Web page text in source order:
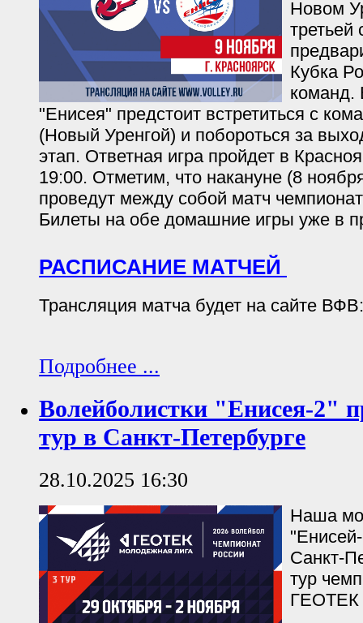
Новом
третьей
Кубка
команд.
"Енисея" предстоит встретиться с
(Новый Уренгой) и побороться за
этап. Ответная игра пройдет в
19:00. Отметим, что накануне (8
проведут между собой матч
Билеты на обе домашние игры уже в
РАСПИСАНИЕ МАТЧЕЙ
Трансляция матча будет на сайте
Подробнее ...
Волейболистки "Енисея-2"
тур в Санкт-Петербурге
28.10.2025 16:30
Наша
Санкт-
тур
ГЕОТЕК